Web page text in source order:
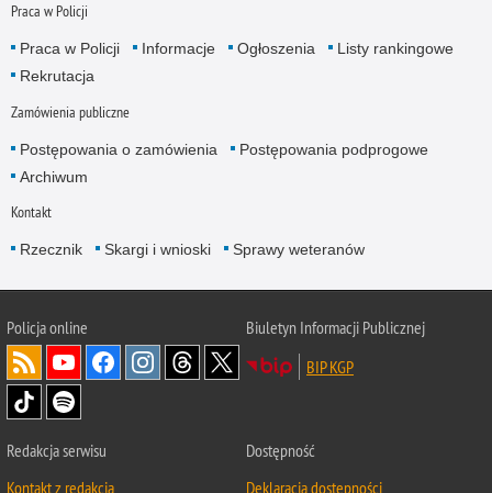
Praca w Policji
Praca w Policji Informacje Ogłoszenia
Listy rankingowe
Rekrutacja
Zamówienia publiczne
Postępowania o zamówienia
Postępowania podprogowe
Archiwum
Kontakt
Rzecznik Skargi i wnioski Sprawy weteranów
Policjaonline
Biuletyn Informacji Publicznej
BIP KGP
Redakcja serwisu
Kontakt z redakcją
Dostępność
Deklaracja dostępności